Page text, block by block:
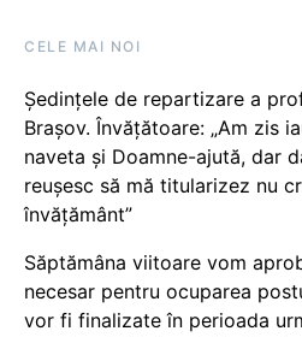
CELE MAI NOI
Ședințele de repartizare a
Brașov. Învățătoare: „Am zis
naveta și Doamne-ajută, dar
reușesc să mă titularizez nu
învățământ”
Săptămâna viitoare vom
necesar pentru ocuparea
vor fi finalizate în perioada